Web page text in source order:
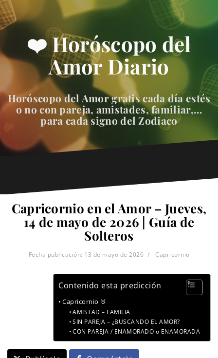
❤️ Horóscopo del
Amor Diario
Horóscopo del Amor gratis cada día estés
o no con pareja, amistades, familiar,…
para cada signo del Zodiaco
Capricornio en el Amor – Jueves,
14 de mayo de 2026 | Guía de
Solteros
Fecha publicación: 13 de mayo de 2026 Capricornio
Contenido esta predicción
Capricornio ♉
AMISTAD – FAMILIA
SIN PAREJA – ¿BUSCANDO EL AMOR?
CON PAREJA / ENAMORADO o ENAMORADA